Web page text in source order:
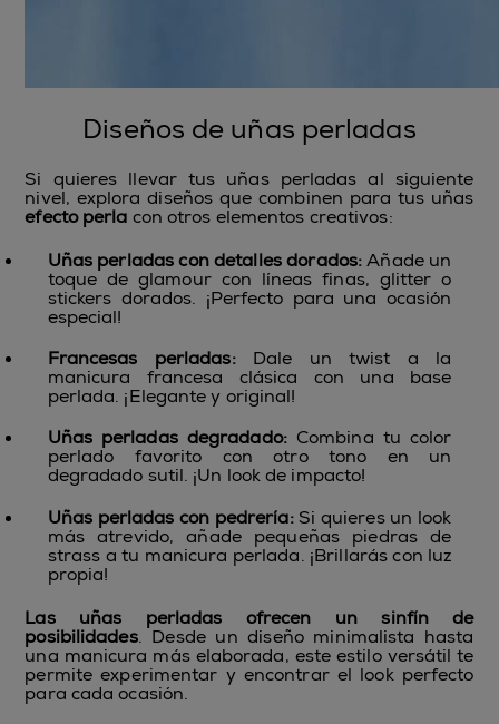
Diseños de uñas perladas
Si quieres llevar tus uñas perladas al siguiente
nivel, explora diseños que combinen para tus uñas
efecto perla con otros elementos creativos:
Uñas perladas con detalles dorados:Añade un
toque de glamour con líneas finas, glitter o
stickers dorados. ¡Perfecto para una ocasión
especial!
Francesas perladas:Dale un twist a la
manicura francesa clásica con una base
perlada. ¡Elegante y original!
Uñas perladas degradado:Combina tu color
perlado favorito con otro tono en un
degradado sutil. ¡Un look de impacto!
Uñas perladas con pedrería:Si quieres un look
más atrevido, añade pequeñas piedras de
strass a tu manicura perlada. ¡Brillarás con luz
propia!
Las uñas perladas ofrecen un sinfín de
posibilidades. Desde un diseño minimalista hasta
una manicura más elaborada, este estilo versátil te
permite experimentar y encontrar el look perfecto
para cada ocasión.